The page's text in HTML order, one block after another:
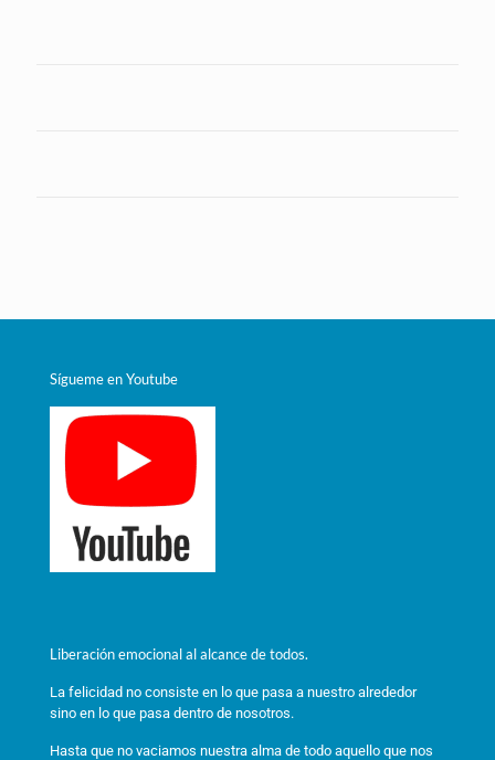
Sígueme en Youtube
Liberación emocional al alcance de todos.
La felicidad no consiste en lo que pasa a nuestro alrededor
sino en lo que pasa dentro de nosotros.
Hasta que no vaciamos nuestra alma de todo aquello que nos